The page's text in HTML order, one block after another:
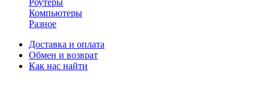
Роутеры
Компьютеры
Разное
Доставка и оплата
Обмен и возврат
Как нас найти